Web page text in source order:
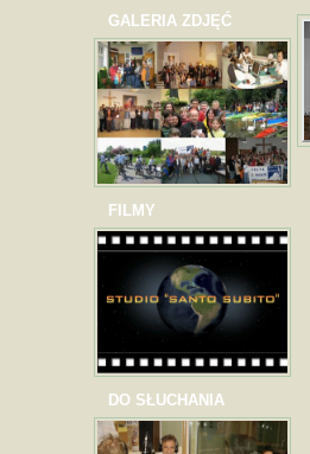
GALERIA ZDJĘĆ
FILMY
DO SŁUCHANIA